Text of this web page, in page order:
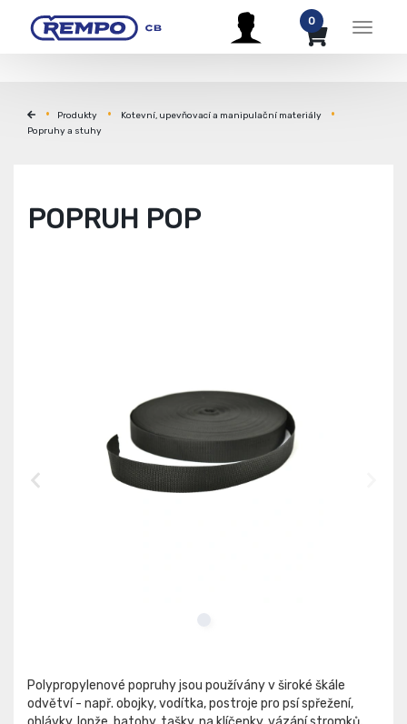
Menu
0
Produkty
Kotevní, upevňovací a manipulační materiály
Popruhy a stuhy
POPRUH POP
Polypropylenové popruhy jsou používány v široké škále
odvětví - např. obojky, vodítka, postroje pro psí spřežení,